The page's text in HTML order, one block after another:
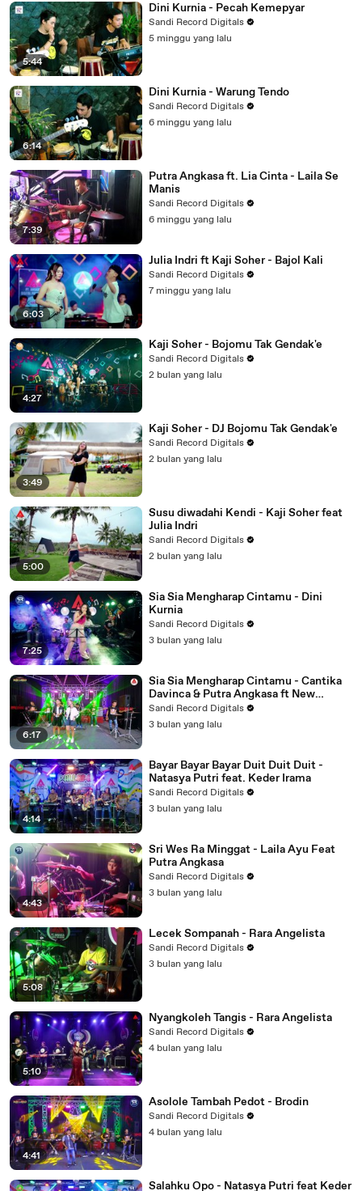
5:44
Dini Kurnia - Pecah Kemepyar
Sandi Record Digitals
5 minggu yang lalu
6:14
Dini Kurnia - Warung Tendo
Sandi Record Digitals
6 minggu yang lalu
7:39
Putra Angkasa ft. Lia Cinta - Laila Se
Manis
Sandi Record Digitals
6 minggu yang lalu
6:03
Julia Indri ft Kaji Soher - Bajol Kali
Sandi Record Digitals
7 minggu yang lalu
4:27
Kaji Soher - Bojomu Tak Gendak'e
Sandi Record Digitals
2 bulan yang lalu
3:49
Kaji Soher - DJ Bojomu Tak Gendak'e
Sandi Record Digitals
2 bulan yang lalu
5:00
Susu diwadahi Kendi - Kaji Soher feat
Julia Indri
Sandi Record Digitals
2 bulan yang lalu
7:25
Sia Sia Mengharap Cintamu - Dini
Kurnia
Sandi Record Digitals
3 bulan yang lalu
6:17
Sia Sia Mengharap Cintamu - Cantika
Davinca & Putra Angkasa ft New
Pallapa
Sandi Record Digitals
3 bulan yang lalu
4:14
Bayar Bayar Bayar Duit Duit Duit -
Natasya Putri feat. Keder Irama
Sandi Record Digitals
3 bulan yang lalu
4:43
Sri Wes Ra Minggat - Laila Ayu Feat
Putra Angkasa
Sandi Record Digitals
3 bulan yang lalu
5:08
Lecek Sompanah - Rara Angelista
Sandi Record Digitals
3 bulan yang lalu
5:10
Nyangkoleh Tangis - Rara Angelista
Sandi Record Digitals
4 bulan yang lalu
4:41
Asolole Tambah Pedot - Brodin
Sandi Record Digitals
4 bulan yang lalu
Salahku Opo - Natasya Putri feat Keder